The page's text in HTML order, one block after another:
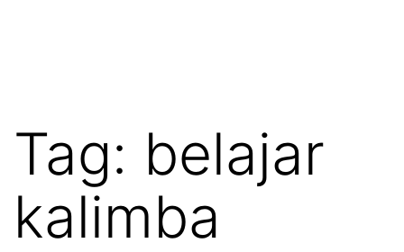
Tag: belajar
kalimba